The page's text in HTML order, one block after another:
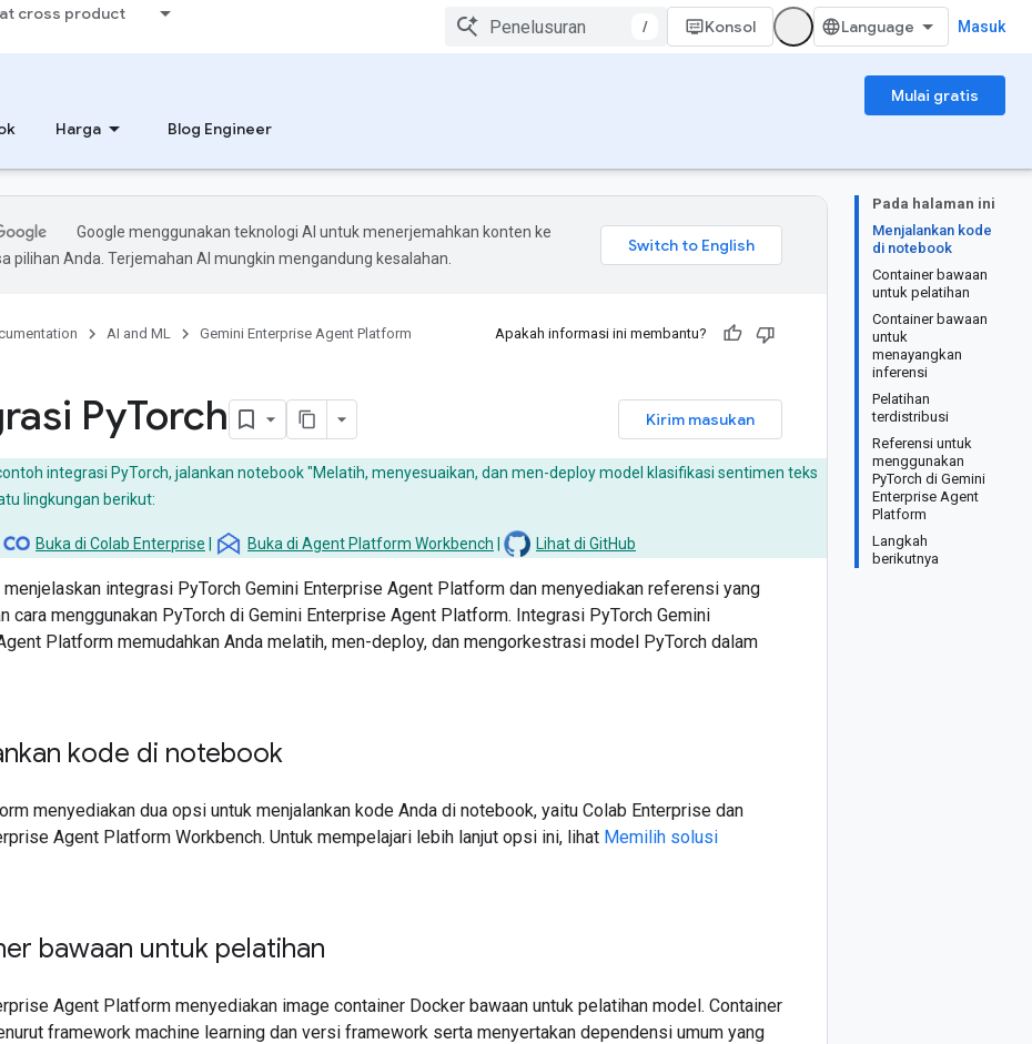
cross product
/ Konsol Masuk
Mulai gratis
Harga Blog Engineer
Pada halaman ini
Menjalankan kode
di notebook
Container bawaan
untuk pelatihan
Container bawaan
untuk
menayangkan
inferensi
Pelatihan
terdistribusi
Referensi untuk
menggunakan
PyTorch di Gemini
Enterprise Agent
Platform
Langkah
berikutnya
Google menggunakan teknologi AI untuk menerjemahkan konten ke
pilihan Anda. Terjemahan AI mungkin mengandung kesalahan.
AI and ML
Gemini Enterprise Agent Platform
Apakah informasi ini membantu?
Kirim masukan
PyTorch
integrasi PyTorch, jalankan notebook "Melatih, menyesuaikan, dan men-deploy model klasifikasi sentimen teks
lingkungan berikut:
Buka di Colab Enterprise Buka di Agent Platform Workbench Lihat di GitHub
menjelaskan integrasi PyTorch Gemini Enterprise Agent Platform dan menyediakan referensi yang
cara menggunakan PyTorch di Gemini Enterprise Agent Platform. Integrasi PyTorch Gemini
Platform memudahkan Anda melatih, men-deploy, dan mengorkestrasi model PyTorch dalam
kode di notebook
menyediakan dua opsi untuk menjalankan kode Anda di notebook, yaitu Colab Enterprise dan
Agent Platform Workbench. Untuk mempelajari lebih lanjut opsi ini, lihat Memilih solusi
bawaan untuk pelatihan
Agent Platform menyediakan image container Docker bawaan untuk pelatihan model. Container
framework machine learning dan versi framework serta menyertakan dependensi umum yang